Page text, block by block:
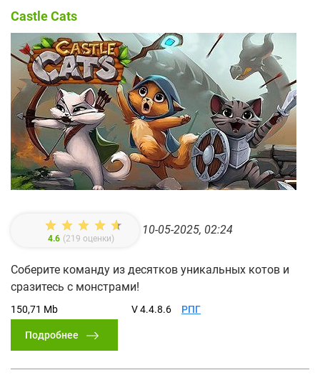
Castle Cats
4.6 (219 оценки)
10-05-2025, 02:24
Соберите команду из десятков уникальных котов и
сразитесь с монстрами!
150,71 Mb V 4.4.8.6 РПГ
Подробнее